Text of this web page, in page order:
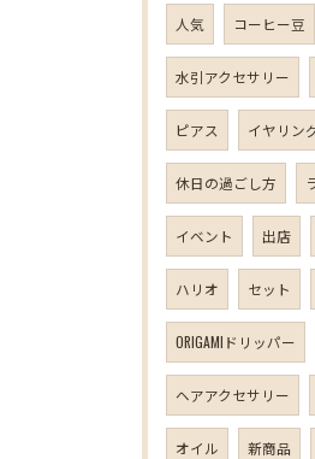
人気 コーヒー豆
水引アクセサリー
ピアス イヤリン
休日の過ごし方
イベント 出店
ハリオ セット
ORIGAMIドリッパー
ヘアアクセサリー
オイル 新商品